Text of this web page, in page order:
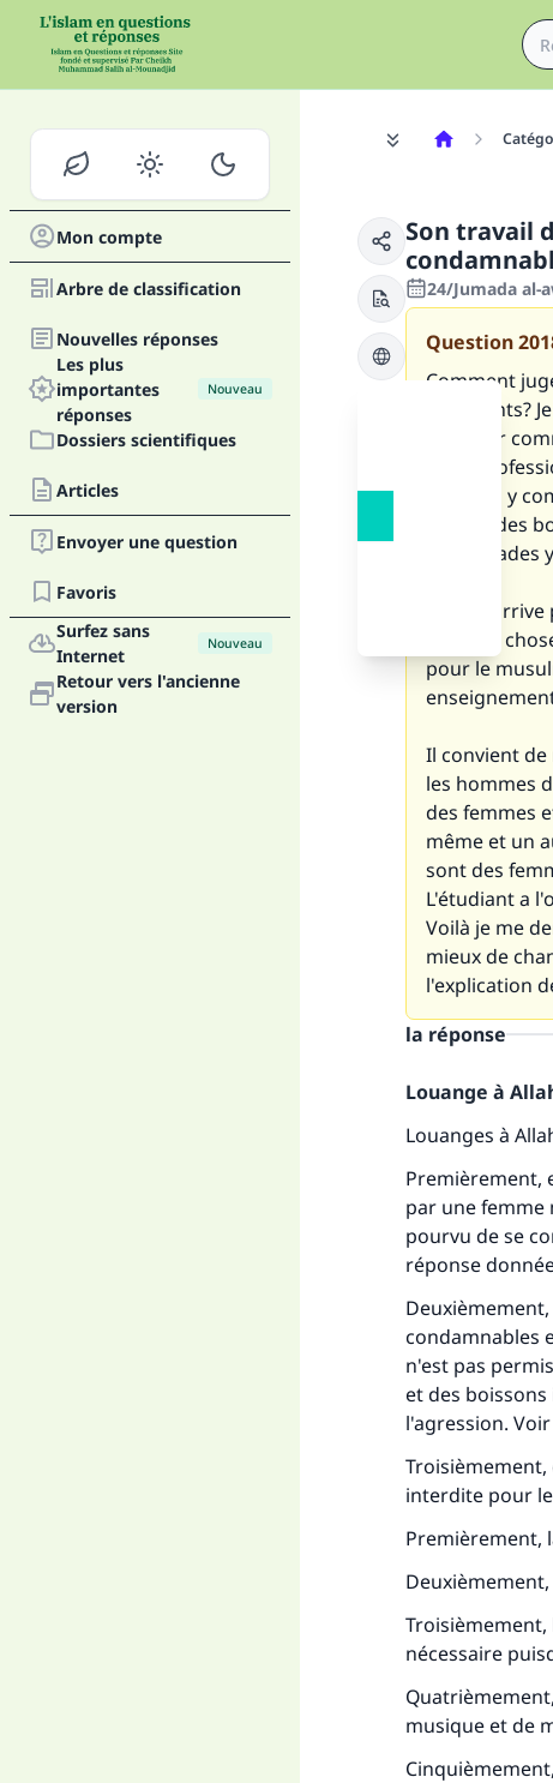
Mon compte
Arbre de classification
Nouvelles réponses
Les plus
importantes
réponses
Nouveau
Dossiers scientifiques
Articles
Envoyer une question
Favoris
Surfez sans
Internet
Nouveau
Retour vers l'ancienne
version
Son travail
24/Jumada al-
Question
Comment
mécréants?
travailler
cette
malades y
porc et des
des
Il nous
d'autres
pour le
Il convient
les hommes
des femmes
même et un
sont des
L'étudiant a
Voilà je me
mieux de
l'explication
la réponse
Louange à
Louanges à
Premièrement,
par une femme
pourvu de se
réponse
condamnables
n'est pas
et des
l'agression.
interdite pour
Premièrement,
nécessaire
musique et de